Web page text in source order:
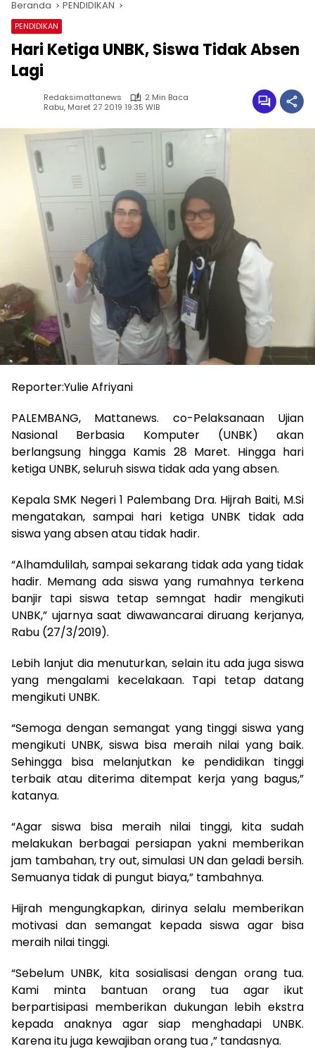
Beranda PENDIDIKAN
PENDIDIKAN
Hari Ketiga UNBK, Siswa Tidak Absen
Lagi
Redaksimattanews
2 Min Baca
Rabu, Maret 27 2019 19:35 WIB
Reporter:Yulie Afriyani
PALEMBANG, Mattanews. co-Pelaksanaan Ujian
Nasional Berbasia Komputer (UNBK) akan
berlangsung hingga Kamis 28 Maret. Hingga hari
ketiga UNBK, seluruh siswa tidak ada yang absen.
Kepala SMK Negeri 1 Palembang Dra. Hijrah Baiti, M.Si
mengatakan, sampai hari ketiga UNBK tidak ada
siswa yang absen atau tidak hadir.
“Alhamdulilah, sampai sekarang tidak ada yang tidak
hadir. Memang ada siswa yang rumahnya terkena
banjir tapi siswa tetap semngat hadir mengikuti
UNBK,” ujarnya saat diwawancarai diruang kerjanya,
Rabu (27/3/2019).
Lebih lanjut dia menuturkan, selain itu ada juga siswa
yang mengalami kecelakaan. Tapi tetap datang
mengikuti UNBK.
“Semoga dengan semangat yang tinggi siswa yang
mengikuti UNBK, siswa bisa meraih nilai yang baik.
Sehingga bisa melanjutkan ke pendidikan tinggi
terbaik atau diterima ditempat kerja yang bagus,”
katanya.
“Agar siswa bisa meraih nilai tinggi, kita sudah
melakukan berbagai persiapan yakni memberikan
jam tambahan, try out, simulasi UN dan geladi bersih.
Semuanya tidak di pungut biaya,” tambahnya.
Hijrah mengungkapkan, dirinya selalu memberikan
motivasi dan semangat kepada siswa agar bisa
meraih nilai tinggi.
“Sebelum UNBK, kita sosialisasi dengan orang tua.
Kami minta bantuan orang tua agar ikut
berpartisipasi memberikan dukungan lebih ekstra
kepada anaknya agar siap menghadapi UNBK.
Karena itu juga kewajiban orang tua ,” tandasnya.